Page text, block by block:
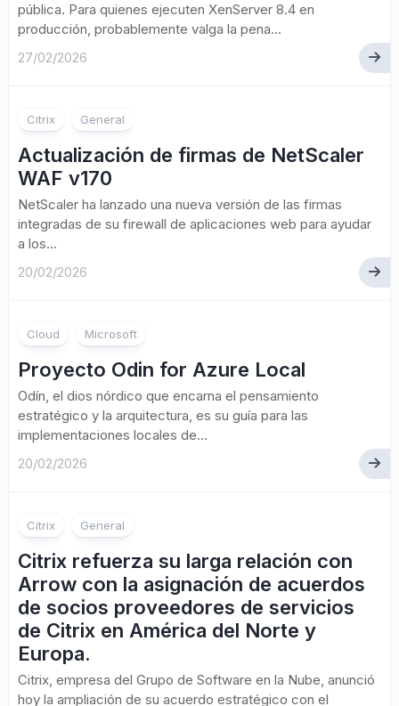
pública. Para quienes ejecuten XenServer 8.4 en
producción, probablemente valga la pena...
27/02/2026
Citrix General
Actualización de firmas de NetScaler
WAF v170
NetScaler ha lanzado una nueva versión de las firmas
integradas de su firewall de aplicaciones web para ayudar
a los...
20/02/2026
Cloud Microsoft
Proyecto Odin for Azure Local
Odín, el dios nórdico que encarna el pensamiento
estratégico y la arquitectura, es su guía para las
implementaciones locales de...
20/02/2026
Citrix General
Citrix refuerza su larga relación con
Arrow con la asignación de acuerdos
de socios proveedores de servicios
de Citrix en América del Norte y
Europa.
Citrix, empresa del Grupo de Software en la Nube, anunció
hoy la ampliación de su acuerdo estratégico con el